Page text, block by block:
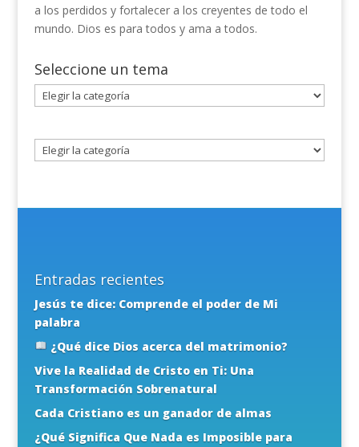
a los perdidos y fortalecer a los creyentes de todo el
mundo. Dios es para todos y ama a todos.
Seleccione un tema
Seleccione
un
Entradas recientes
Jesús te dice: Comprende el poder de Mi
palabra
¿Qué dice Dios acerca del matrimonio?
Vive la Realidad de Cristo en Ti: Una
Transformación Sobrenatural
Cada Cristiano es un ganador de almas
¿Qué Significa Que Nada es Imposible para